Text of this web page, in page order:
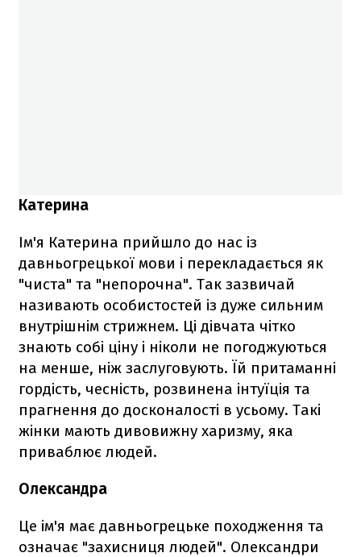
Катерина
Ім'я Катерина прийшло до нас із
давньогрецької мови і перекладається як
"чиста" та "непорочна". Так зазвичай
називають особистостей із дуже сильним
внутрішнім стрижнем. Ці дівчата чітко
знають собі ціну і ніколи не погоджуються
на менше, ніж заслуговують. Їй притаманні
гордість, чесність, розвинена інтуїція та
прагнення до досконалості в усьому. Такі
жінки мають дивовижну харизму, яка
приваблює людей.
Олександра
Це ім'я має давньогрецьке походження та
означає "захисниця людей". Олександри